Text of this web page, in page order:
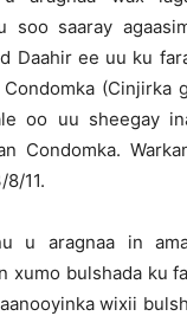
soo saaray
Daahir ee uu ku
(Cinjirka
oo uu sheegay
Condomka.
11.
u aragnaa in
xumo bulshada ku
wixii